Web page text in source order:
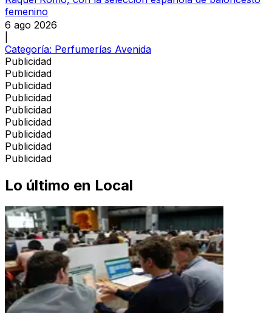
femenino
6 ago 2026
Categoría: Perfumerías Avenida
Publicidad
Publicidad
Publicidad
Publicidad
Publicidad
Publicidad
Publicidad
Publicidad
Publicidad
Lo último en Local